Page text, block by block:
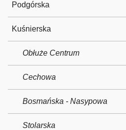
Podgórska
Kuśnierska
Obłuże Centrum
Cechowa
Bosmańska - Nasypowa
Stolarska